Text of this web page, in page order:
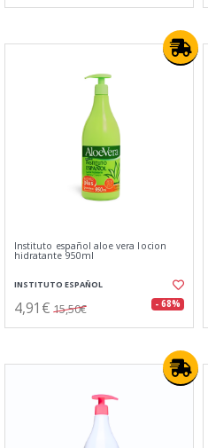
Instituto español aloe vera locion
hidratante 950ml
INSTITUTO ESPAÑOL
4,91€ 15,50€ - 68%